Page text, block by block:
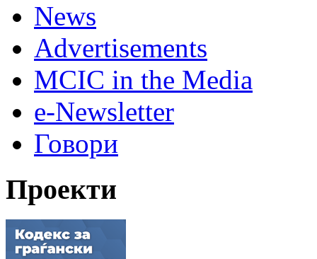
News
Advertisements
MCIC in the Media
e-Newsletter
Говори
Проекти